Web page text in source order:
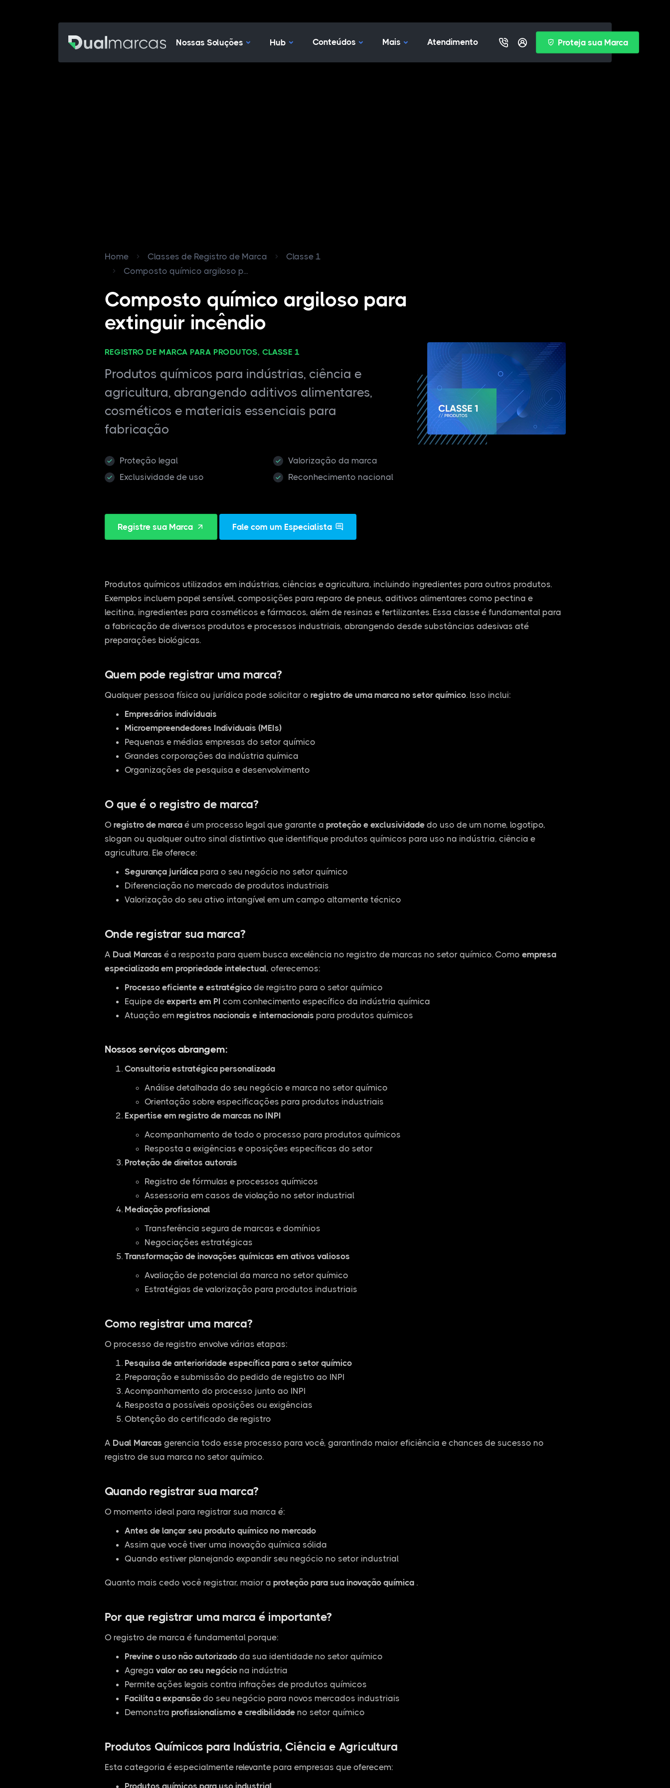
Nossas SoluçõesNossas Soluções
HubHub Conteúdos Mais Atendimento Proteja sua Marca
Home Classes de Registro de Marca
Classe 1
Composto químico argiloso p...
Composto químico argiloso para
extinguir incêndio
REGISTRO DE MARCA PARA PRODUTOS, CLASSE 1
Produtos químicos para indústrias, ciência e
agricultura, abrangendo aditivos alimentares,
cosméticos e materiais essenciais para
fabricação
Proteção legal
Exclusividade de uso
Valorização da marca
Reconhecimento nacional
Registre sua Marca Fale com um Especialista
Produtos químicos utilizados em indústrias, ciências e agricultura, incluindo ingredientes para outros produtos.
Exemplos incluem papel sensível, composições para reparo de pneus, aditivos alimentares como pectina e
lecitina, ingredientes para cosméticos e fármacos, além de resinas e fertilizantes. Essa classe é fundamental para
a fabricação de diversos produtos e processos industriais, abrangendo desde substâncias adesivas até
preparações biológicas.
Quem pode registrar uma marca?
Qualquer pessoa física ou jurídica pode solicitar o registro de uma marca no setor químico. Isso inclui:
Empresários individuais
Microempreendedores Individuais (MEIs)
Pequenas e médias empresas do setor químico
Grandes corporações da indústria química
Organizações de pesquisa e desenvolvimento
O que é o registro de marca?
O registro de marcaé um processo legal que garante a proteção e exclusividadedo uso de um nome, logotipo,
slogan ou qualquer outro sinal distintivo que identifique produtos químicos para uso na indústria, ciência e
agricultura. Ele oferece:
Segurança jurídicapara o seu negócio no setor químico
Diferenciação no mercado de produtos industriais
Valorização do seu ativo intangível em um campo altamente técnico
Onde registrar sua marca?
A Dual Marcas é a resposta para quem busca excelência no registro de marcas no setor químico. Como empresa
especializada em propriedade intelectual, oferecemos:
Processo eficiente e estratégicode registro para o setor químico
Equipe de experts em PI com conhecimento específico da indústria química
Atuação em registros nacionais e internacionais para produtos químicos
Nossos serviços abrangem:
Consultoria estratégica personalizada
Análise detalhada do seu negócio e marca no setor químico
Orientação sobre especificações para produtos industriais
Expertise em registro de marcas no INPI
Acompanhamento de todo o processo para produtos químicos
Resposta a exigências e oposições específicas do setor
Proteção de direitos autorais
Registro de fórmulas e processos químicos
Assessoria em casos de violação no setor industrial
Mediação profissional
Transferência segura de marcas e domínios
Negociações estratégicas
Transformação de inovações químicas em ativos valiosos
Avaliação de potencial da marca no setor químico
Estratégias de valorização para produtos industriais
Como registrar uma marca?
O processo de registro envolve várias etapas:
Pesquisa de anterioridade específica para o setor químico
Preparação e submissão do pedido de registro ao INPI
Acompanhamento do processo junto ao INPI
Resposta a possíveis oposições ou exigências
Obtenção do certificado de registro
A Dual Marcas gerencia todo esse processo para você, garantindo maior eficiência e chances de sucesso no
registro de sua marca no setor químico.
Quando registrar sua marca?
O momento ideal para registrar sua marca é:
Antes de lançar seu produto químico no mercado
Assim que você tiver uma inovação química sólida
Quando estiver planejando expandir seu negócio no setor industrial
Quanto mais cedo você registrar, maior a proteção para sua inovação química.
Por que registrar uma marca é importante?
O registro de marca é fundamental porque:
Previne o uso não autorizadoda sua identidade no setor químico
Agrega valor ao seu negóciona indústria
Permite ações legais contra infrações de produtos químicos
Facilita a expansãodo seu negócio para novos mercados industriais
Demonstra profissionalismo e credibilidadeno setor químico
Produtos Químicos para Indústria, Ciência e Agricultura
Esta categoria é especialmente relevante para empresas que oferecem:
Produtos químicos para uso industrial